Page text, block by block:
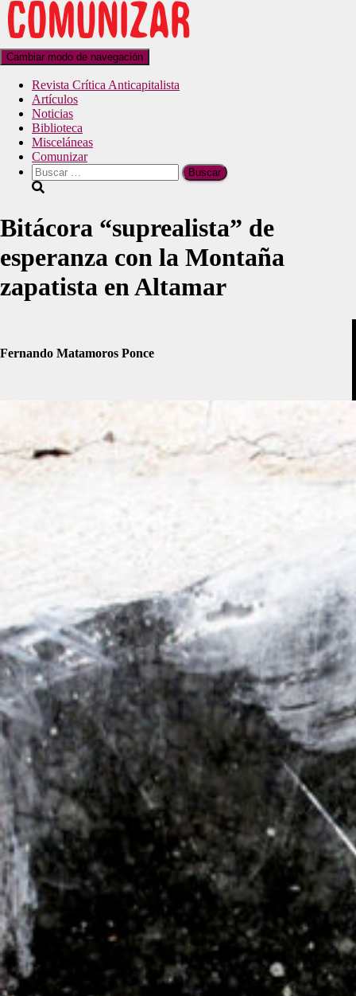
Cambiar modo de navegación
Revista Crítica Anticapitalista
Artículos
Noticias
Biblioteca
Misceláneas
Comunizar
Bitácora “suprealista” de
esperanza con la Montaña
zapatista en Altamar
Fernando Matamoros Ponce